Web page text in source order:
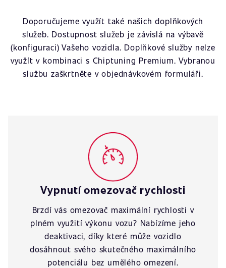
Doporučujeme využít také našich doplňkových
služeb. Dostupnost služeb je závislá na výbavě
(konfiguraci) Vašeho vozidla. Doplňkové služby nelze
využít v kombinaci s Chiptuning Premium. Vybranou
službu zaškrtněte v objednávkovém formuláři.
Vypnutí omezovač rychlosti
Brzdí vás omezovač maximální rychlosti v
plném využití výkonu vozu? Nabízíme jeho
deaktivaci, díky které může vozidlo
dosáhnout svého skutečného maximálního
potenciálu bez umělého omezení.